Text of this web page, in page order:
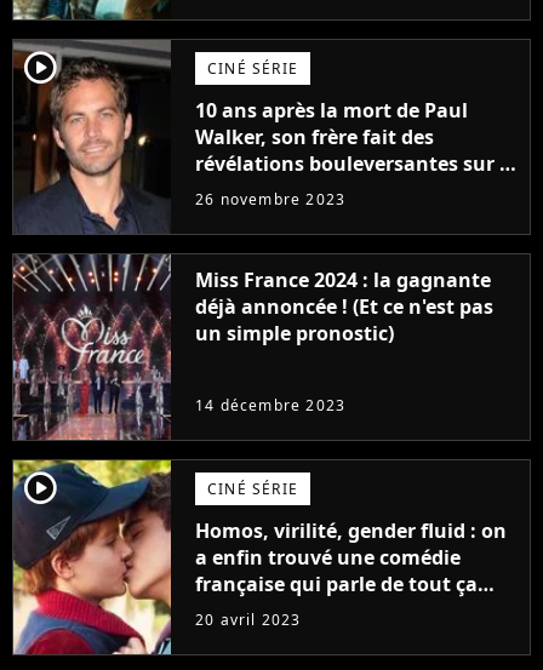
player2 CINÉ SÉRIE
10 ans après la mort de Paul
Walker, son frère fait des
révélations bouleversantes sur la
réaction des acteurs de Fast and
26 novembre 2023
Miss France 2024 : la gagnante
déjà annoncée ! (Et ce n'est pas
un simple pronostic)
14 décembre 2023
player2 CINÉ SÉRIE
Homos, virilité, gender fluid : on
a enfin trouvé une comédie
française qui parle de tout ça
sans être super ringarde
20 avril 2023